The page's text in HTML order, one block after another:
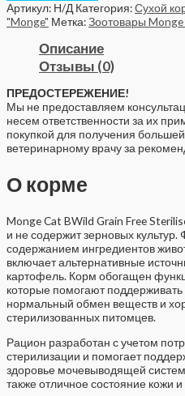
Артикул: Н/Д Категория:Сухой
"Monge" Метка:Зоотовары
Описание
Отзывы (0)
ПРЕДОСТЕРЕЖЕНИЕ!
Мы не предоставляем
несем ответственности за их
покупкой для получения
ветеринарному врачу за
О корме
Monge Cat BWild Grain Free
и не содержит зерновых
содержанием ингредиентов
включает альтернативные
картофель. Корм обогащен
которые помогают
нормальный обмен веществ и
стерилизованных питомцев.
Рацион разработан с учетом
стерилизации и помогает
здоровье мочевыводящей
также отличное состояние кожи